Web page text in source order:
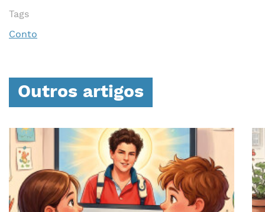
Tags
Conto
Outros artigos